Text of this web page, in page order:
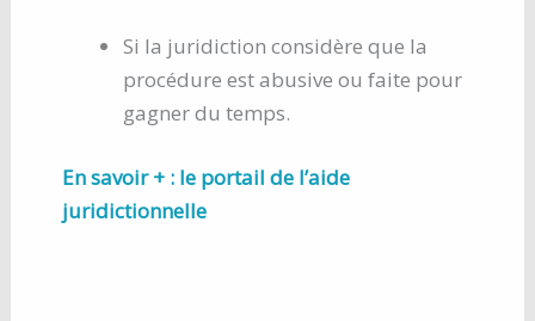
Si la juridiction considère que la
procédure est abusive ou faite pour
gagner du temps.
En savoir + : le portail de l’aide
juridictionnelle